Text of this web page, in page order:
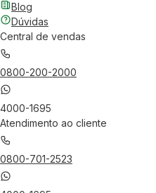
Blog
Dúvidas
Central de vendas
0800-200-2000
4000-1695
Atendimento ao cliente
0800-701-2523